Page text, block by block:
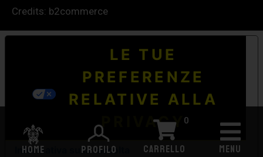
HOME PROFILO CARRELLO
0
MENU
Credits: b2commerce
Informativa sulla raccolta
LE TUE
PREFERENZE
RELATIVE ALLA
PRIVACY